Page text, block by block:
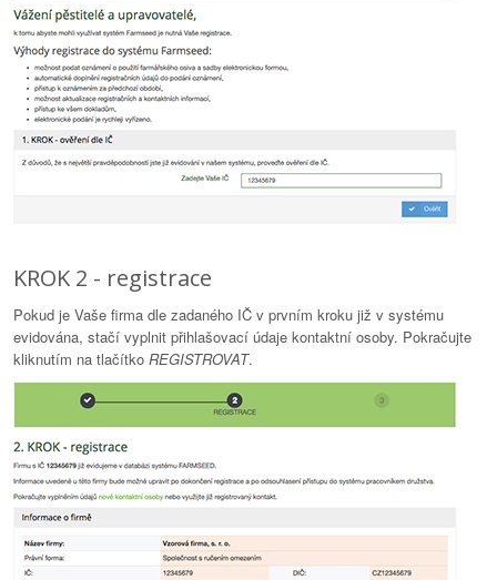
KROK 2 - registrace
Pokud je Vaše firma dle zadaného IČ v prvním kroku již v systému
evidována, stačí vyplnit přihlašovací údaje kontaktní osoby. Pokračujte
kliknutím na tlačítko REGISTROVAT.